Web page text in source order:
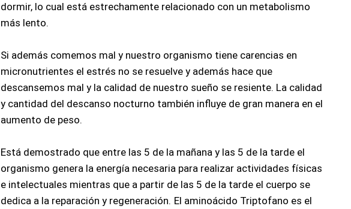
dormir, lo cual está estrechamente relacionado con un metabolismo
más lento.
Si además comemos mal y nuestro organismo tiene carencias en
micronutrientes el estrés no se resuelve y además hace que
descansemos mal y la calidad de nuestro sueño se resiente. La calidad
y cantidad del descanso nocturno también influye de gran manera en el
aumento de peso.
Está demostrado que entre las 5 de la mañana y las 5 de la tarde el
organismo genera la energía necesaria para realizar actividades físicas
e intelectuales mientras que a partir de las 5 de la tarde el cuerpo se
dedica a la reparación y regeneración. El aminoácido Triptofano es el